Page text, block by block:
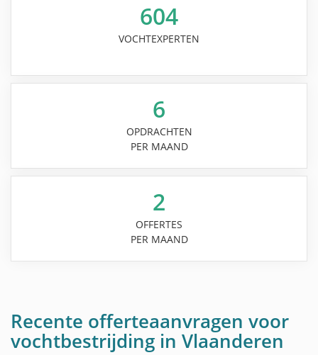
604
VOCHTEXPERTEN
6
OPDRACHTEN
PER MAAND
2
OFFERTES
PER MAAND
Recente offerteaanvragen voor
vochtbestrijding in Vlaanderen